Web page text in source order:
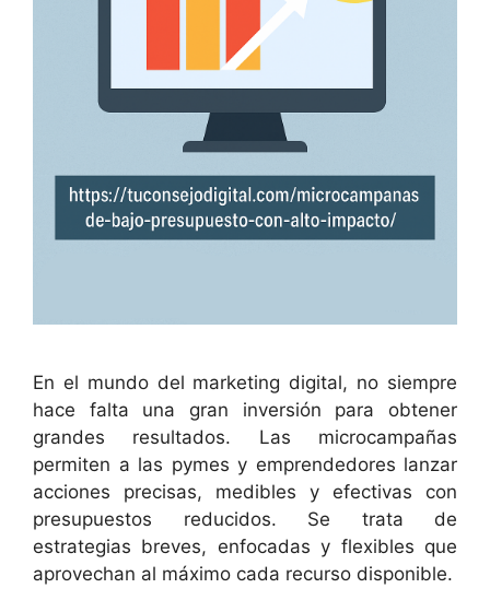
En el mundo del marketing digital, no siempre
hace falta una gran inversión para obtener
grandes resultados. Las microcampañas
permiten a las pymes y emprendedores lanzar
acciones precisas, medibles y efectivas con
presupuestos reducidos. Se trata de
estrategias breves, enfocadas y flexibles que
aprovechan al máximo cada recurso disponible.